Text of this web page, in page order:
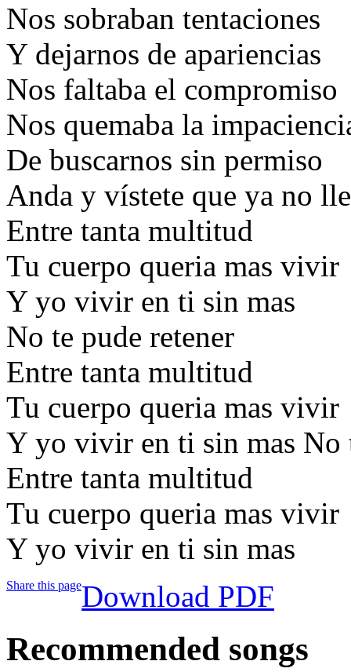
Nos sobraban tentaciones
Y dejarnos de apariencias
Nos faltaba el compromiso
Nos quemaba la
De buscarnos sin permiso
Anda y vístete que ya no
Entre tanta multitud
Tu cuerpo queria mas vivir
Y yo vivir en ti sin mas
No te pude retener
Entre tanta multitud
Tu cuerpo queria mas vivir
Y yo vivir en ti sin mas No
Entre tanta multitud
Tu cuerpo queria mas vivir
Y yo vivir en ti sin mas
Share this pageDownload PDF
Recommended songs